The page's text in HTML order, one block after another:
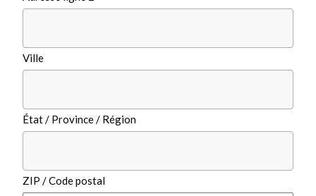
Ville
État / Province / Région
ZIP / Code postal